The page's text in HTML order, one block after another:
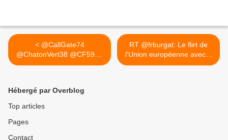
< @CallGate74
@ChatonVert38 @CF5901
Ce plaisantin...
RT @frburgat: Le flirt de
l'Union européenne avec...
>
Hébergé par Overblog
Top articles
Pages
Contact